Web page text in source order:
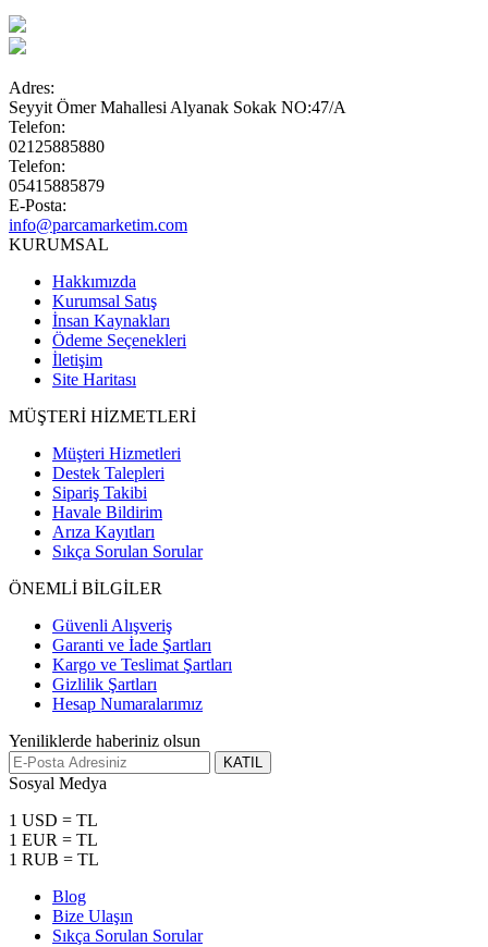
Adres:
Seyyit Ömer Mahallesi Alyanak Sokak NO:47/A
Telefon:
02125885880
Telefon:
05415885879
E-Posta:
info@parcamarketim.com
KURUMSAL
Hakkımızda
Kurumsal Satış
İnsan Kaynakları
Ödeme Seçenekleri
İletişim
Site Haritası
MÜŞTERİ HİZMETLERİ
Müşteri Hizmetleri
Destek Talepleri
Sipariş Takibi
Havale Bildirim
Arıza Kayıtları
Sıkça Sorulan Sorular
ÖNEMLİ BİLGİLER
Güvenli Alışveriş
Garanti ve İade Şartları
Kargo ve Teslimat Şartları
Gizlilik Şartları
Hesap Numaralarımız
Yeniliklerde haberiniz olsun
KATIL
Sosyal Medya
1 USD = TL
1 EUR = TL
1 RUB = TL
Blog
Bize Ulaşın
Sıkça Sorulan Sorular